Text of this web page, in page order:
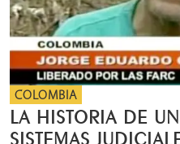
COLOMBIA
LA HISTORIA DE
SISTEMAS